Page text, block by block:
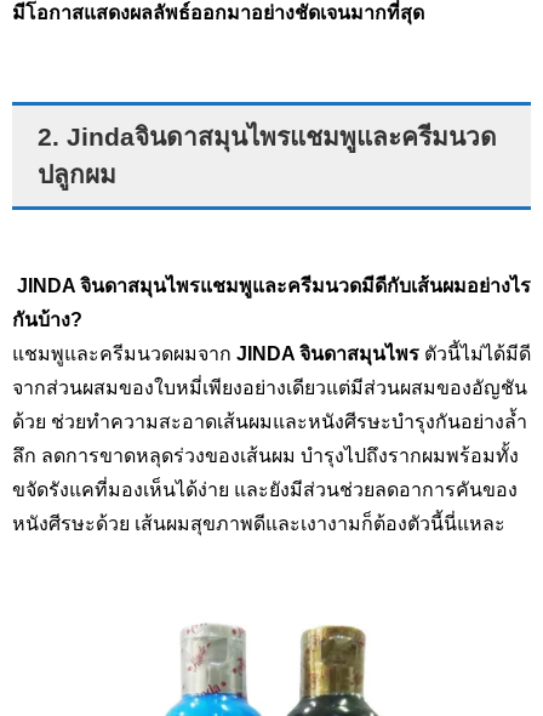
มีโอกาสแสดงผลลัพธ์ออกมาอย่างชัดเจนมากที่สุด
2. Jindaจินดาสมุนไพรแชมพูและครีมนวด
ปลูกผม
JINDA จินดาสมุนไพรแชมพูและครีมนวดมีดีกับเส้นผมอย่างไร
กันบ้าง?
แชมพูและครีมนวดผมจาก JINDA จินดาสมุนไพร ตัวนี้ไม่ได้มีดี
จากส่วนผสมของใบหมี่เพียงอย่างเดียวแต่มีส่วนผสมของอัญชัน
ด้วย ช่วยทำความสะอาดเส้นผมและหนังศีรษะบำรุงกันอย่างล้ำ
ลึก ลดการขาดหลุดร่วงของเส้นผม บำรุงไปถึงรากผมพร้อมทั้ง
ขจัดรังแคที่มองเห็นได้ง่าย และยังมีส่วนช่วยลดอาการคันของ
หนังศีรษะด้วย เส้นผมสุขภาพดีและเงางามก็ต้องตัวนี้นี่แหละ